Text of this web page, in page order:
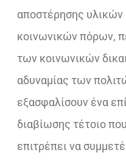
αποστέρησης υλικών
κοινωνικών πόρων,
των κοινωνικών
αδυναμίας των
εξασφαλίσουν ένα
διαβίωσης τέτοιο
επιτρέπει να